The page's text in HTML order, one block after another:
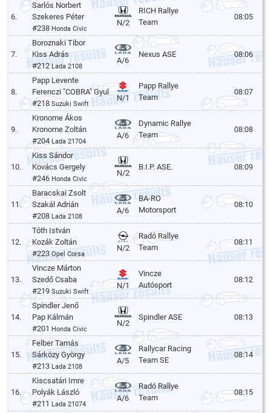
6.
Sarlós Norbert
Szekeres Péter
#238 Honda Civic
N/2
RICH Rallye
Team
08:05
7.
Boroznaki Tibor
Kiss Adrás
#212Lada 2108
A/6
Nexus ASE 08:06
8.
Papp Levente
Ferenczi "COBRA" Gyula
#218Suzuki Swift
N/1
Papp Rallye
Team
08:07
9.
Kronome Ákos
Kronome Zoltán
#204Lada 21704
A/6
Dynamic Rallye
Team
08:08
10.
Kiss Sándor
Kovács Gergely
#246 Honda Civic
N/2
B.I.P. ASE. 08:09
11.
Baracskai Zsolt
Szakál Adrián
#208 Lada 2108
A/6
BA-RO
Motorsport
08:10
12.
Tóth István
Kozák Zoltán
#223Opel Corsa
N/2
Radó Rallye
Team
08:11
13.
Vincze Márton
Szedő Csaba
#219Suzuki Swift
N/1
Vincze
Autósport
08:12
14.
Spindler Jenő
Pap Kálmán
#201 Honda Civic
N/2
Spindler ASE 08:13
15.
Felber Tamás
Sárközy György
#213 Lada 2108
A/5
Rallycar Racing
Team SE
08:14
16.
Kiscsatári Imre
Polyák László
#211 Lada 21074
A/6
Radó Rallye
Team
08:15